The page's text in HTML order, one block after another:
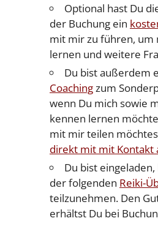
Optional hast Du
der Buchung ein
mit mir zu führen, um
lernen und weitere
Du bist außerdem
Coachingzum
wenn Du mich sowie
kennen lernen
mit mir teilen
direkt mit mit Kontakt
Du bist
der folgenden Reiki-
teilzunehmen. Den
erhältst Du bei